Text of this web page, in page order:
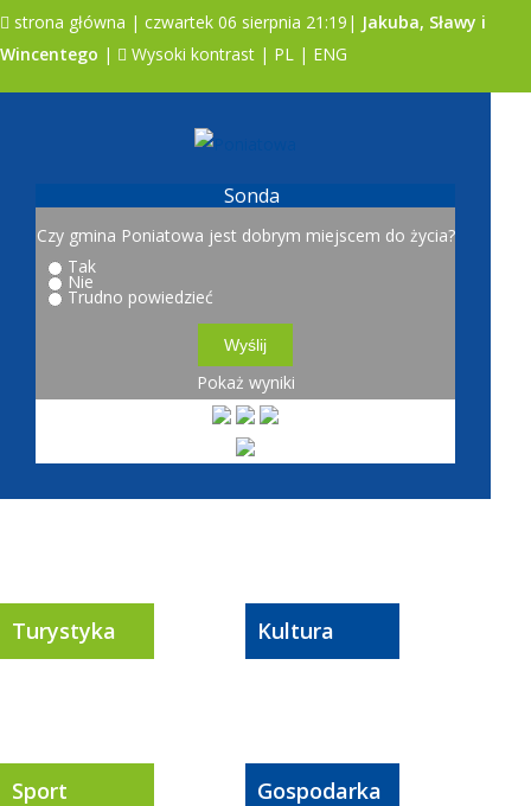
strona główna | czwartek 06 sierpnia 21:19| Jakuba, Sławy i
Wincentego | Wysoki kontrast | PL | ENG
Sonda
Czy gmina Poniatowa jest dobrym miejscem do życia?
Tak
Nie
Trudno powiedzieć
Pokaż wyniki
Turystyka Kultura
Sport Gospodarka